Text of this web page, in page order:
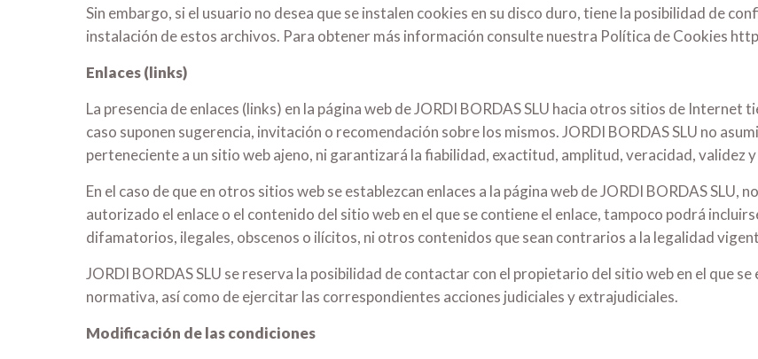
Sin embargo, si el usuario no desea que se instalen cookies en su disco duro, tiene la posibilidad de
instalación de estos archivos. Para obtener más información consulte nuestra Política de Cookies
Enlaces (links)
La presencia de enlaces (links) en la página web de JORDI BORDAS SLU hacia otros sitios de
caso suponen sugerencia, invitación o recomendación sobre los mismos. JORDI BORDAS SLU no
perteneciente a un sitio web ajeno, ni garantizará la fiabilidad, exactitud, amplitud, veracidad, validez
En el caso de que en otros sitios web se establezcan enlaces a la página web de JORDI BORDAS SLU,
autorizado el enlace o el contenido del sitio web en el que se contiene el enlace, tampoco podrá
difamatorios, ilegales, obscenos o ilícitos, ni otros contenidos que sean contrarios a la legalidad
JORDI BORDAS SLU se reserva la posibilidad de contactar con el propietario del sitio web en el que
normativa, así como de ejercitar las correspondientes acciones judiciales y extrajudiciales.
Modificación de las condiciones